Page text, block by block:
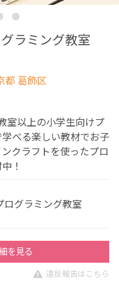
ラミング教室
都 葛飾区
以上の小学生向けプ
べる楽しい教材でお子
クラフトを使ったプロ
！
ログラミング教室
を見る
違反報告はこちら